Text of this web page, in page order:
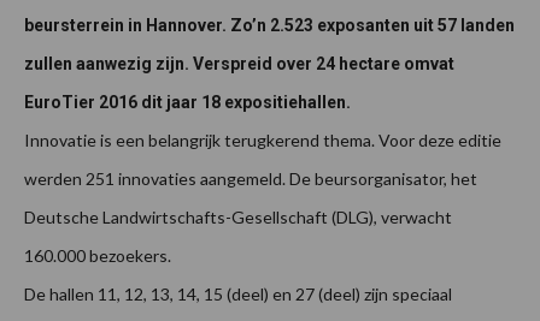
beursterrein in Hannover. Zo’n 2.523 exposanten uit 57 landen
zullen aanwezig zijn. Verspreid over 24 hectare omvat
EuroTier 2016 dit jaar 18 expositiehallen.
Innovatie is een belangrijk terugkerend thema. Voor deze editie
werden 251 innovaties aangemeld. De beursorganisator, het
Deutsche Landwirtschafts-Gesellschaft (DLG), verwacht
160.000 bezoekers.
De hallen 11, 12, 13, 14, 15 (deel) en 27 (deel) zijn speciaal